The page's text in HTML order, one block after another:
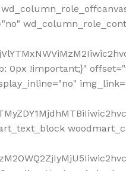
0px !important;}"